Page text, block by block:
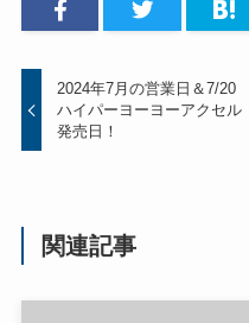
2024年7月の営業日＆7/20
ハイパーヨーヨーアクセル
発売日！
関連記事